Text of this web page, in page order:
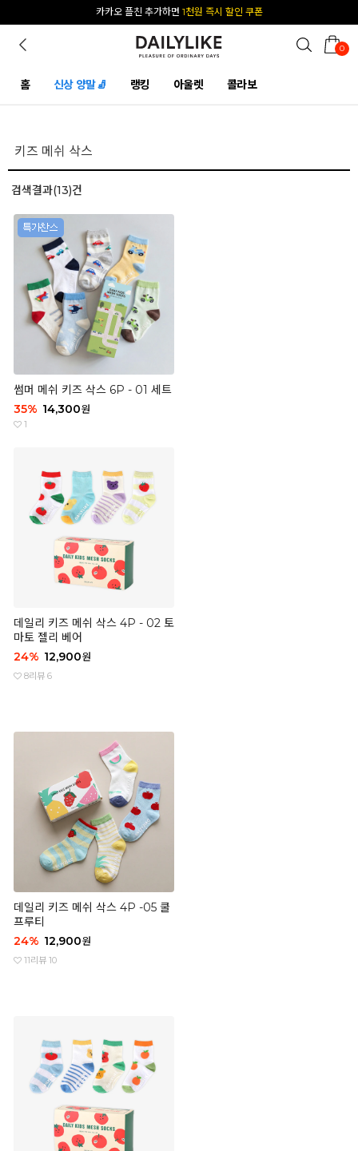
카카오 플친 추가하면 1천원 즉시 할인 쿠폰
0
홈 신상 양말🧦 랭킹 아울렛 콜라보
검색결과(13)건
썸머 메쉬 키즈 삭스 6P - 01 세트
35% 14,300원
1
데일리 키즈 메쉬 삭스 4P - 02 토
마토 젤리 베어
24% 12,900원
8리뷰 6
데일리 키즈 메쉬 삭스 4P -05 쿨
프루티
24% 12,900원
11리뷰 10